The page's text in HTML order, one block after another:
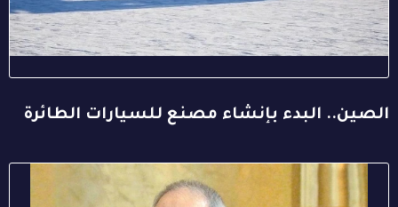
الصين.. البدء بإنشاء مصنع للسيارات الطائرة